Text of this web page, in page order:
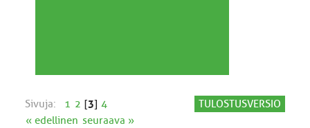
TULOSTUSVERSIO
Sivuja: 1 2 [3] 4
« edellinen seuraava »